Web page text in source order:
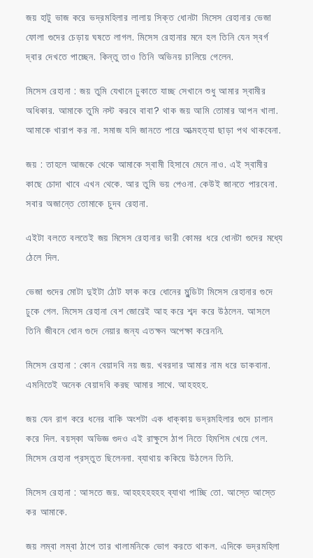
জয় হাটু ভাজ করে ভদ্রমহিলার লালায় সিক্ত ধোনটা মিসেস রেহানার ভেজা
ফোলা গুদের চেড়ায় ঘষতে লাগল. মিসেস রেহানার মনে হল তিনি যেন স্বর্গ
দ্বার দেখতে পাচ্ছেন. কিন্তু তাও তিনি অভিনয় চালিয়ে গেলেন.
মিসেস রেহানা : জয় তুমি যেখানে ঢুকাতে যাচ্ছ সেখানে শুধু আমার স্বামীর
অধিকার. আমাকে তুমি নস্ট করবে বাবা? থাক জয় আমি তোমার আপন খালা.
আমাকে খারাপ কর না. সমাজ যদি জানতে পারে আত্মহত্যা ছাড়া পথ থাকবেনা.
জয় : তাহলে আজকে থেকে আমাকে স্বামী হিসাবে মেনে নাও. এই স্বামীর
কাছে চোদা খাবে এখন থেকে. আর তুমি ভয় পেওনা. কেউই জানতে পারবেনা.
সবার অজান্তে তোমাকে চুদব রেহানা.
এইটা বলতে বলতেই জয় মিসেস রেহানার ভারী কোমর ধরে ধোনটা গুদের মধ্যে
ঠেলে দিল.
ভেজা গুদের মোটা দুইটা ঠোট ফাক করে ধোনের মুন্ডিটা মিসেস রেহানার গুদে
ঢুকে গেল. মিসেস রেহানা বেশ জোরেই আহ করে শব্দ করে উঠলেন. আসলে
তিনি জীবনে ধোন গুদে নেয়ার জন্য এতক্ষন অপেক্ষা করেননি.
মিসেস রেহানা : কোন বেয়াদবি নয় জয়. খবরদার আমার নাম ধরে ডাকবানা.
এমনিতেই অনেক বেয়াদবি করছ আমার সাথে. আহহহহ.
জয় যেন রাগ করে ধনের বাকি অংশটা এক ধাক্কায় ভদ্রমহিলার গুদে চালান
করে দিল. বয়স্কা অভিজ্ঞ গুদও এই রাক্ষুসে ঠাপ নিতে হিমশিম খেয়ে গেল.
মিসেস রেহানা প্রস্তুত ছিলেননা. ব্যাথায় ককিয়ে উঠলেন তিনি.
মিসেস রেহানা : আসতে জয়. আহহহহহহহ ব্যাথা পাচ্ছি তো. আস্তে আস্তে
কর আমাকে.
জয় লম্বা লম্বা ঠাপে তার খালামনিকে ভোগ করতে থাকল. এদিকে ভদ্রমহিলা